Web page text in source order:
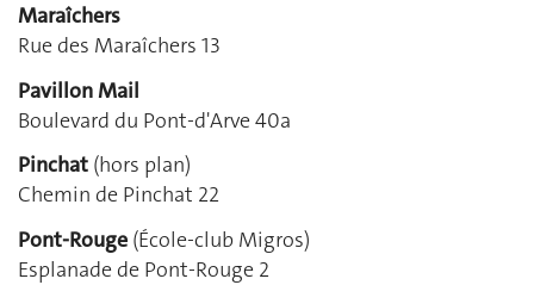
Maraîchers
Rue des Maraîchers 13
Pavillon Mail
Boulevard du Pont-d'Arve 40a
Pinchat (hors plan)
Chemin de Pinchat 22
Pont-Rouge (École-club Migros)
Esplanade de Pont-Rouge 2